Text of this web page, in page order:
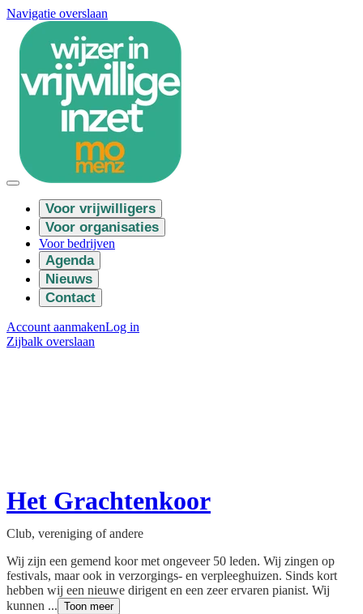
Navigatie overslaan
Voor vrijwilligers
Voor organisaties
Voor bedrijven
Agenda
Nieuws
Contact
Account aanmakenLog in
Zijbalk overslaan
Het Grachtenkoor
Club, vereniging of andere
Wij zijn een gemend koor met ongeveer 50 leden. Wij zingen op
festivals, maar ook in verzorgings- en verpleeghuizen. Sinds kort
hebben wij een nieuwe dirigent en een zeer ervaren pianist. Wij
kunnen ... Toon meer